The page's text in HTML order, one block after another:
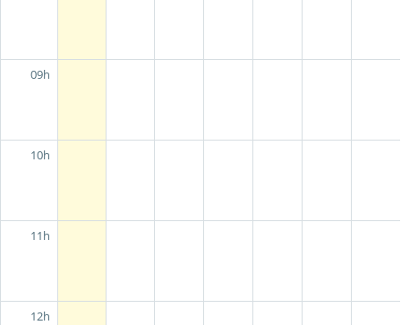
09h
10h
11h
12h